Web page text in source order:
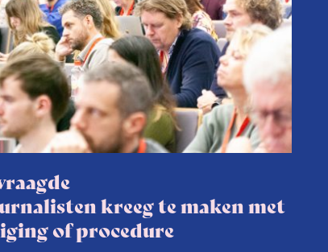
kreeg te maken met
of procedure